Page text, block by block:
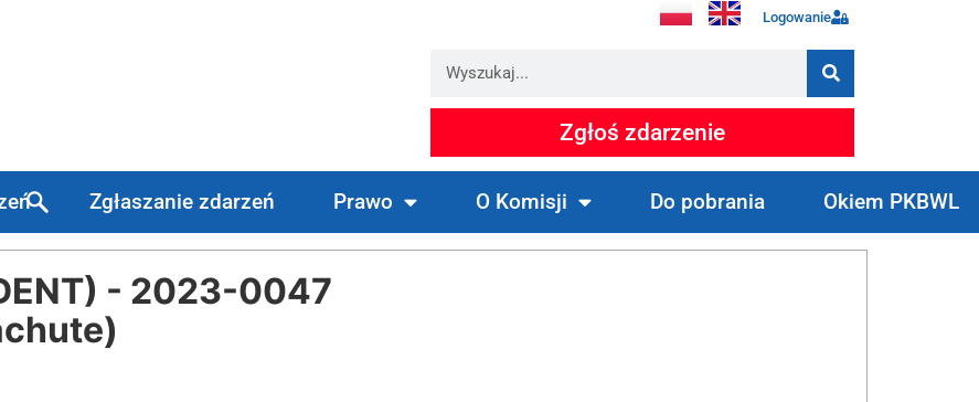
Logowanie
Zgłoś zdarzenie
Zgłaszanie zdarzeń Prawo O Komisji Do pobrania Okiem PKBWL
- 2023-0047